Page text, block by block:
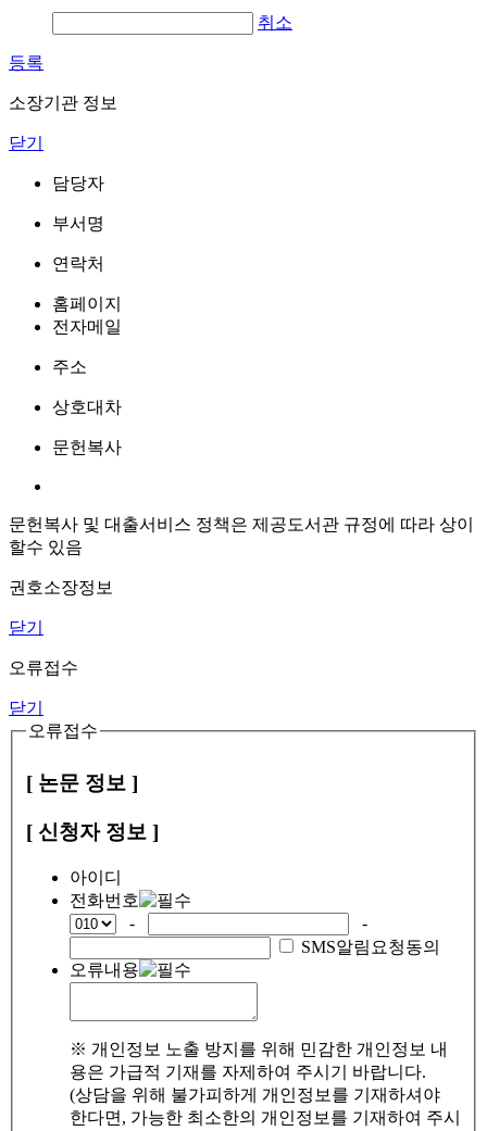
취소
등록
소장기관 정보
닫기
담당자
부서명
연락처
홈페이지
전자메일
주소
상호대차
문헌복사
문헌복사 및 대출서비스 정책은 제공도서관 규정에 따라 상이
할수 있음
권호소장정보
닫기
오류접수
닫기
오류접수
[ 논문 정보 ]
[ 신청자 정보 ]
아이디
전화번호
-
-
SMS알림요청동의
오류내용
※ 개인정보 노출 방지를 위해 민감한 개인정보 내
용은 가급적 기재를 자제하여 주시기 바랍니다.
(상담을 위해 불가피하게 개인정보를 기재하셔야
한다면, 가능한 최소한의 개인정보를 기재하여 주시